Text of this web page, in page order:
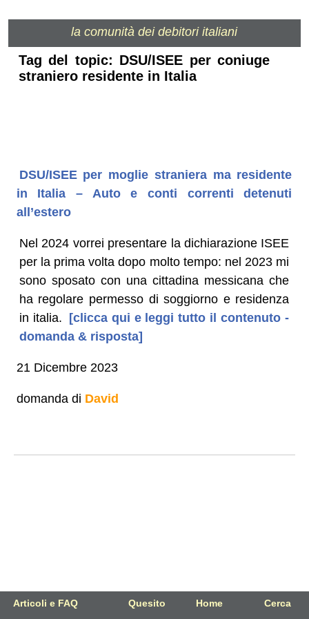
la comunità dei debitori italiani
Articoli e FAQ Quesito Home Cerca
Tag del topic: DSU/ISEE per coniuge
straniero residente in Italia
DSU/ISEE per moglie straniera ma residente
in Italia – Auto e conti correnti detenuti
all’estero
Nel 2024 vorrei presentare la dichiarazione ISEE
per la prima volta dopo molto tempo: nel 2023 mi
sono sposato con una cittadina messicana che
ha regolare permesso di soggiorno e residenza
in italia. [clicca qui e leggi tutto il contenuto -
domanda & risposta]
21 Dicembre 2023
domanda di David